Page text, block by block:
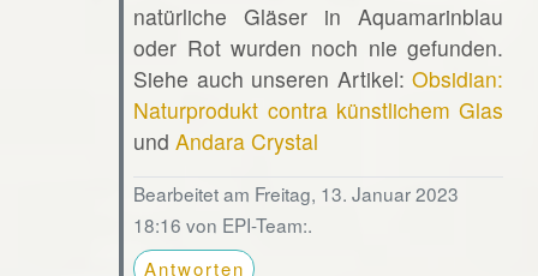
natürliche Gläser in Aquamarinblau
oder Rot wurden noch nie gefunden.
Siehe auch unseren Artikel:Obsidian:
Naturprodukt contra künstlichem Glas
undAndara Crystal
Bearbeitet am Freitag, 13. Januar 2023
18:16 von EPI-Team:.
Antworten